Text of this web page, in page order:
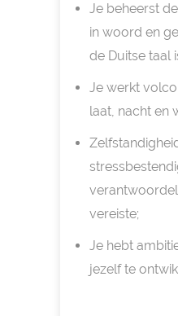
Je beheerst
in woord en
de Duitse taal
Je werkt
laat, nacht en
vereiste;
Je hebt
jezelf te